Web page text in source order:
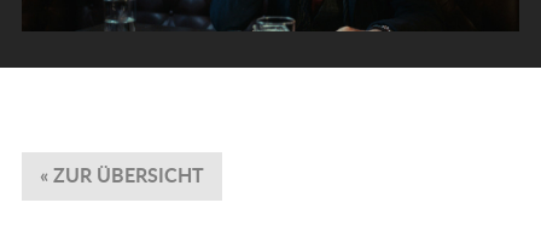
« ZUR ÜBERSICHT